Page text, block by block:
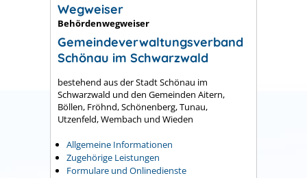
Wegweiser
Behördenwegweiser
Gemeindeverwaltungsverband
Schönau im Schwarzwald
bestehend aus der Stadt Schönau im
Schwarzwald und den Gemeinden Aitern,
Böllen, Fröhnd, Schönenberg, Tunau,
Utzenfeld, Wembach und Wieden
Allgemeine Informationen
Zugehörige Leistungen
Formulare und Onlinedienste